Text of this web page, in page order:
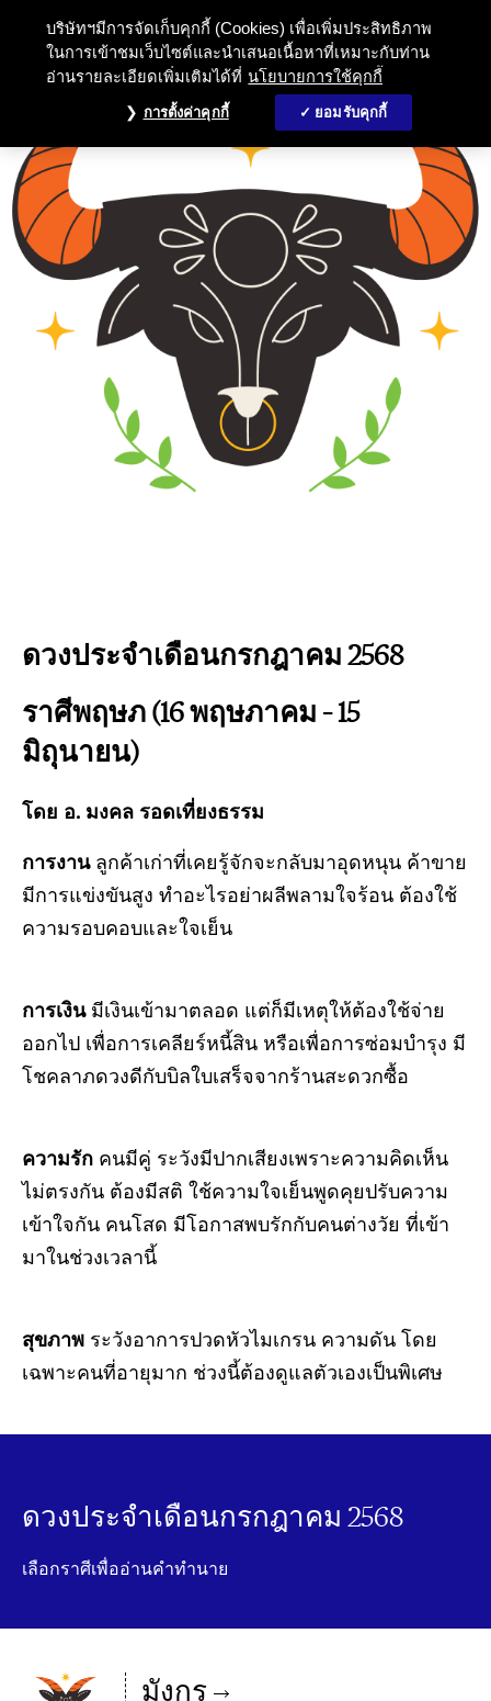
ดวงประจำเดือนกรกฎาคม 2568
ราศีพฤษภ (16 พฤษภาคม – 15
มิถุนายน)
โดย อ. มงคล รอดเที่ยงธรรม
การงาน ลูกค้าเก่าที่เคยรู้จักจะกลับมาอุดหนุน ค้าขาย
มีการแข่งขันสูง ทำอะไรอย่าผลีพลามใจร้อน ต้องใช้
ความรอบคอบและใจเย็น
การเงินมีเงินเข้ามาตลอด แต่ก็มีเหตุให้ต้องใช้จ่าย
ออกไป เพื่อการเคลียร์หนี้สิน หรือเพื่อการซ่อมบำรุง มี
โชคลาภดวงดีกับบิลใบเสร็จจากร้านสะดวกซื้อ
ความรัก คนมีคู่ ระวังมีปากเสียงเพราะความคิดเห็น
ไม่ตรงกัน ต้องมีสติ ใช้ความใจเย็นพูดคุยปรับความ
เข้าใจกัน คนโสด มีโอกาสพบรักกับคนต่างวัย ที่เข้า
มาในช่วงเวลานี้
สุขภาพ ระวังอาการปวดหัวไมเกรน ความดัน โดย
เฉพาะคนที่อายุมาก ช่วงนี้ต้องดูแลตัวเองเป็นพิเศษ
ดวงประจำเดือนกรกฎาคม 2568
เลือกราศีเพื่ออ่านคำทำนาย
มังกร
บริษัทฯมีการจัดเก็บคุกกี้ (Cookies) เพื่อเพิ่มประสิทธิภาพ
ในการเข้าชมเว็บไซต์และนำเสนอเนื้อหาที่เหมาะกับท่าน
อ่านรายละเอียดเพิ่มเติมได้ที่ นโยบายการใช้คุกกี้
การตั้งค่าคุกกี้ ยอมรับคุกกี้